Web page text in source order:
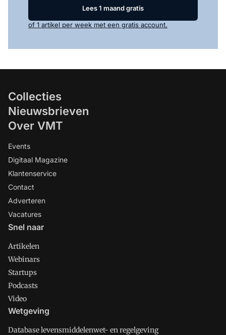
Lees 1 maand gratis
of 1 artikel per week met een gratis account.
Collecties
Nieuwsbrieven
Over VMT
Events
Digitaal Magazine
Klantenservice
Contact
Adverteren
Vacatures
Snel naar
Artikelen
Webinars
Startups
Podcasts
Video
Wetgeving
Database levensmiddelenwet- en regelgeving